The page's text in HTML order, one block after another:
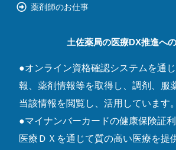
薬剤師のお仕事
土佐薬局の医療DX推進へ
●オンライン資格確認システムを通
報、薬剤情報等を取得し、調剤、服
当該情報を閲覧し、活用しています。
●マイナンバーカードの健康保険証利
医療ＤＸを通じて質の高い医療を提